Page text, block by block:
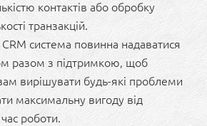
контактів або обробку
транзакцій.
CRM система повинна надаватися
разом з підтримкою, щоб
вирішувати будь-які проблеми
максимальну вигоду від
роботи.